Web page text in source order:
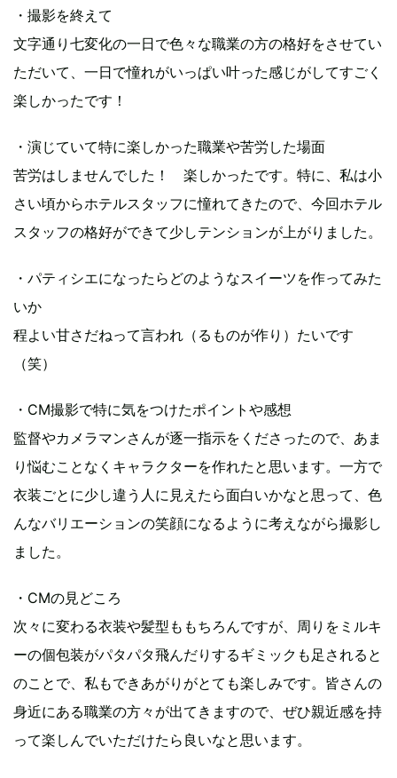
・撮影を終えて
文字通り七変化の一日で色々な職業の方の格好をさせてい
ただいて、一日で憧れがいっぱい叶った感じがしてすごく
楽しかったです！
・演じていて特に楽しかった職業や苦労した場面
苦労はしませんでした！ 楽しかったです。特に、私は小
さい頃からホテルスタッフに憧れてきたので、今回ホテル
スタッフの格好ができて少しテンションが上がりました。
・パティシエになったらどのようなスイーツを作ってみた
いか
程よい甘さだねって言われ（るものが作り）たいです
（笑）
・CM撮影で特に気をつけたポイントや感想
監督やカメラマンさんが逐一指示をくださったので、あま
り悩むことなくキャラクターを作れたと思います。一方で
衣装ごとに少し違う人に見えたら面白いかなと思って、色
んなバリエーションの笑顔になるように考えながら撮影し
ました。
・CMの見どころ
次々に変わる衣装や髪型ももちろんですが、周りをミルキ
ーの個包装がパタパタ飛んだりするギミックも足されると
のことで、私もできあがりがとても楽しみです。皆さんの
身近にある職業の方々が出てきますので、ぜひ親近感を持
って楽しんでいただけたら良いなと思います。